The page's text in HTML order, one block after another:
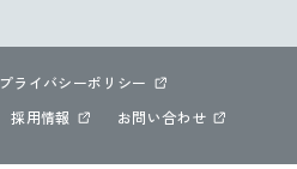
プライバシーポリシー
採用情報 お問い合わせ